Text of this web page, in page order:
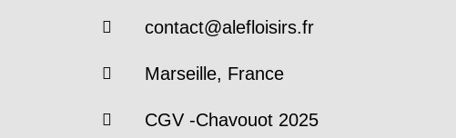
contact@alefloisirs.fr
Marseille, France
CGV -Chavouot 2025